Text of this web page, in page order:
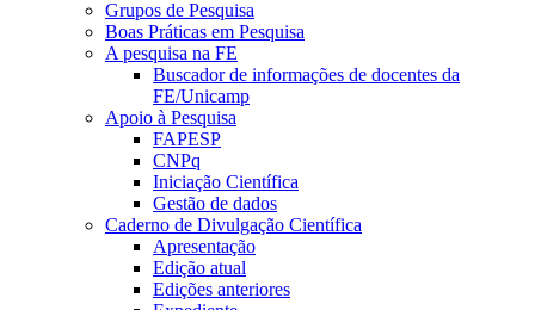
Grupos de Pesquisa
Boas Práticas em Pesquisa
A pesquisa na FE
Buscador de informações de docentes da
FE/Unicamp
Apoio à Pesquisa
FAPESP
CNPq
Iniciação Científica
Gestão de dados
Caderno de Divulgação Científica
Apresentação
Edição atual
Edições anteriores